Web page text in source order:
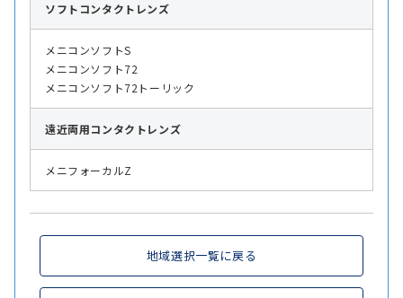
ソフト コンタクトレンズ
メニコンソフトS
メニコンソフト72
メニコンソフト72トーリック
遠近両用コンタクトレンズ
メニフォーカルZ
地域選択一覧に戻る